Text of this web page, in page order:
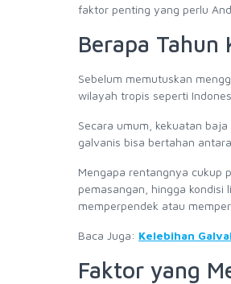
faktor penting yang perlu
Berapa Tahun
Sebelum memutuskan
wilayah tropis seperti
Secara umum, kekuatan
galvanis bisa bertahan
Mengapa rentangnya cukup
pemasangan, hingga
memperpendek atau
Baca Juga: Kelebihan
Faktor yang